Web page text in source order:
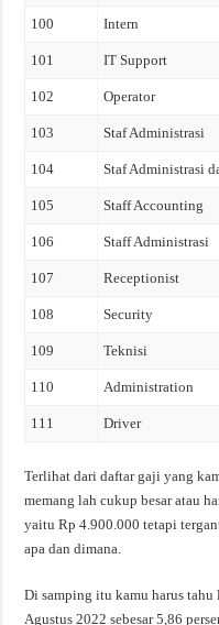
100 Intern
101 IT Support
102 Operator
103 Staf Administrasi
104 Staf Administrasi
105 Staff Accounting
106 Staff Administrasi
107 Receptionist
108 Security
109 Teknisi
110 Administration
111 Driver
Terlihat dari daftar gaji yang
memang lah cukup besar atau
yaitu Rp 4.900.000 tetapi
apa dan dimana.
Di samping itu kamu harus
Agustus 2022 sebesar 5,86